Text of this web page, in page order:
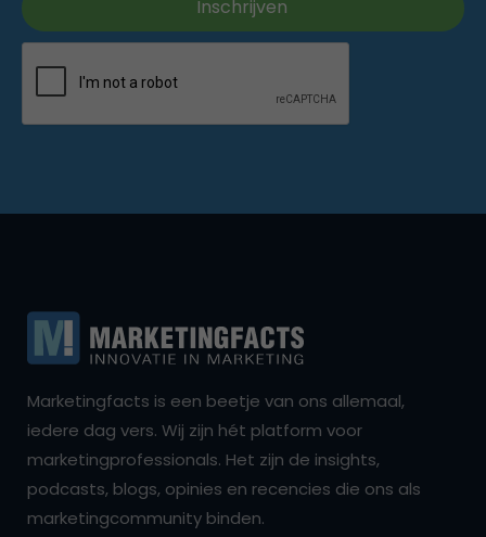
Marketingfacts is een beetje van ons allemaal,
iedere dag vers. Wij zijn hét platform voor
marketingprofessionals. Het zijn de insights,
podcasts, blogs, opinies en recencies die ons als
marketingcommunity binden.